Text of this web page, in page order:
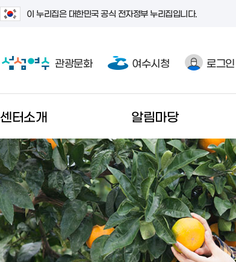
이 누리집은 대한민국 공식 전자정부 누리집입니다.
관광문화 여수시청 로그인
센터소개 알림마당